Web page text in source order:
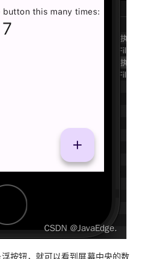
按钮，就可以看到屏幕中央的数